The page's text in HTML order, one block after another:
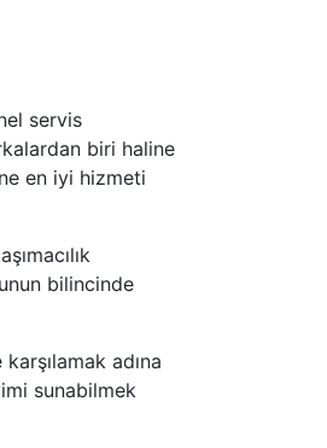
servis
biri haline
en iyi hizmeti
bilincinde
adına
sunabilmek